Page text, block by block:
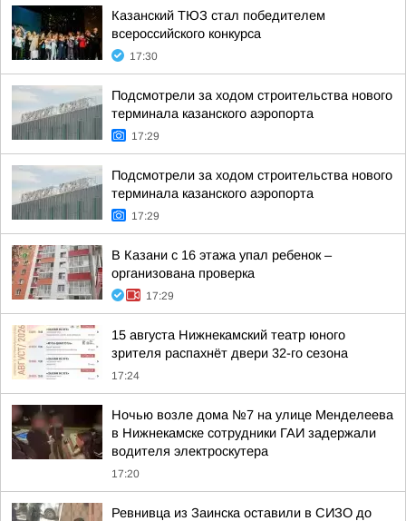
Казанский ТЮЗ стал победителем
всероссийского конкурса
17:30
Подсмотрели за ходом строительства нового
терминала казанского аэропорта
17:29
Подсмотрели за ходом строительства нового
терминала казанского аэропорта
17:29
В Казани с 16 этажа упал ребенок –
организована проверка
17:29
15 августа Нижнекамский театр юного
зрителя распахнёт двери 32-го сезона
17:24
Ночью возле дома №7 на улице Менделеева
в Нижнекамске сотрудники ГАИ задержали
водителя электроскутера
17:20
Ревнивца из Заинска оставили в СИЗО до